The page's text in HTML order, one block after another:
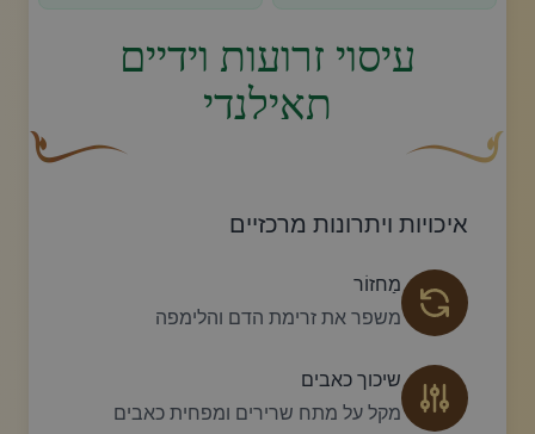
עיסוי זרועות וידיים
תאילנדי
איכויות ויתרונות מרכזיים
מַחזוֹר
משפר את זרימת הדם והלימפה
שיכוך כאבים
מקל על מתח שרירים ומפחית כאבים